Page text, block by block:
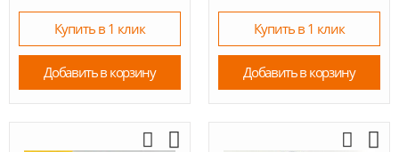
Купить в 1 клик
Добавить в корзину
Купить в 1 клик
Добавить в корзину